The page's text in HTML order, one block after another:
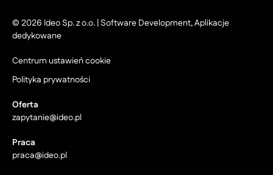
© 2026 Ideo Sp. z o.o. | Software Development, Aplikacje
dedykowane
Centrum ustawień cookie
Polityka prywatności
Oferta
zapytanie@ideo.pl
Praca
praca@ideo.pl